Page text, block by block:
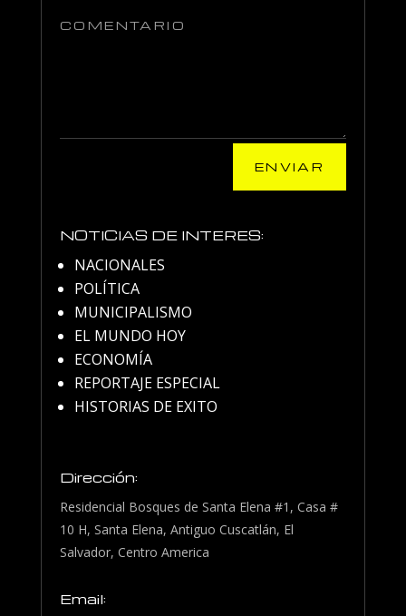
ENVIAR
NOTICIAS DE INTERES:
NACIONALES
POLÍTICA
MUNICIPALISMO
EL MUNDO HOY
ECONOMÍA
REPORTAJE ESPECIAL
HISTORIAS DE EXITO
Dirección:
Residencial Bosques de Santa Elena #1, Casa #
10 H, Santa Elena, Antiguo Cuscatlán, El
Salvador, Centro America
Email: